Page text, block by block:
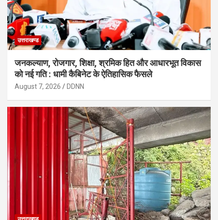
उत्तराखण्ड
जनकल्याण, रोजगार, शिक्षा, श्रमिक हित और आधारभूत विकास
को नई गति : धामी कैबिनेट के ऐतिहासिक फैसले
August 7, 2026 DDNN